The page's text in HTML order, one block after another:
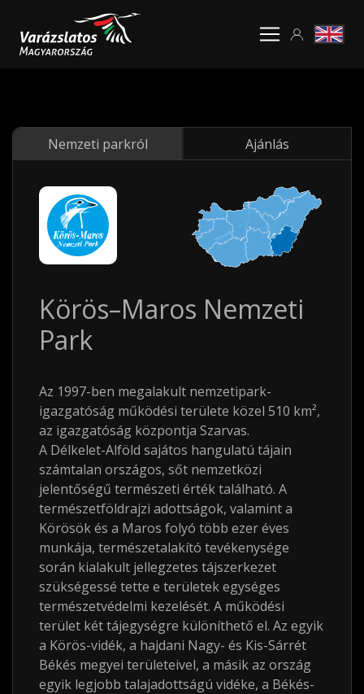
Nemzeti parkról Ajánlás
Körös–Maros Nemzeti
Park
Az 1997-ben megalakult nemzetipark-
igazgatóság működési területe közel 510 km²,
az igazgatóság központja Szarvas.
A Délkelet-Alföld sajátos hangulatú tájain
számtalan országos, sőt nemzetközi
jelentőségű természeti érték található. A
természetföldrajzi adottságok, valamint a
Körösök és a Maros folyó több ezer éves
munkája, természetalakító tevékenysége
során kialakult jellegzetes tájszerkezet
szükségessé tette e területek egységes
természetvédelmi kezelését. A működési
terület két tájegységre különíthető el. Az egyik
a Körös-vidék, a hajdani Nagy- és Kis-Sárrét
Békés megyei területeivel, a másik az ország
egyik legjobb talajadottságú vidéke, a Békés-